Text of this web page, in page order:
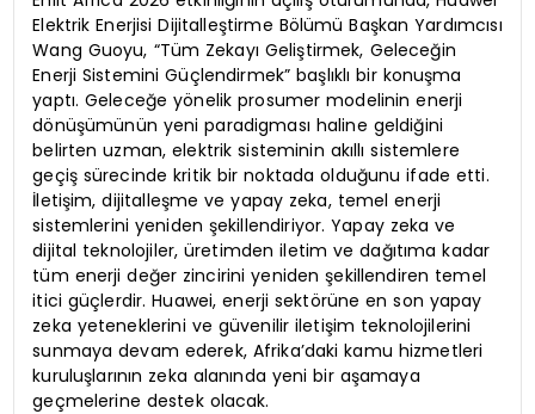
Elektrik Enerjisi Dijitalleştirme Bölümü Başkan Yardımcısı
Wang Guoyu, “Tüm Zekayı Geliştirmek, Geleceğin
Enerji Sistemini Güçlendirmek” başlıklı bir konuşma
yaptı. Geleceğe yönelik prosumer modelinin enerji
dönüşümünün yeni paradigması haline geldiğini
belirten uzman, elektrik sisteminin akıllı sistemlere
geçiş sürecinde kritik bir noktada olduğunu ifade etti.
İletişim, dijitalleşme ve yapay zeka, temel enerji
sistemlerini yeniden şekillendiriyor. Yapay zeka ve
dijital teknolojiler, üretimden iletim ve dağıtıma kadar
tüm enerji değer zincirini yeniden şekillendiren temel
itici güçlerdir. Huawei, enerji sektörüne en son yapay
zeka yeteneklerini ve güvenilir iletişim teknolojilerini
sunmaya devam ederek, Afrika’daki kamu hizmetleri
kuruluşlarının zeka alanında yeni bir aşamaya
geçmelerine destek olacak.